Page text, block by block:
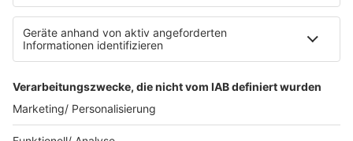
Impressum
Datenschutzerklärung
Datenschutzeinstellungen